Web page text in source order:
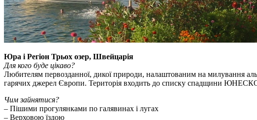
Юра і Регіон Трьох озер, Швейцарія
Для кого буде цікаво?
Любителям первозданної, дикої природи, налаштованим на милування
гарячих джерел Європи. Територія входить до списку спадщини
Чим зайнятися?
– Пішими прогулянками по галявинах і лугах
– Верховою їздою